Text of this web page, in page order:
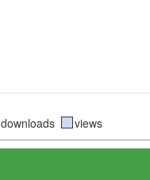
downloads views